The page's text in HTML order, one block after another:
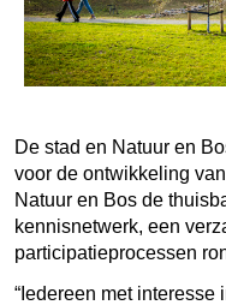
De stad en Natuur en
voor de ontwikkeling
Natuur en Bos de
kennisnetwerk, een
participatieprocessen
“Iedereen met